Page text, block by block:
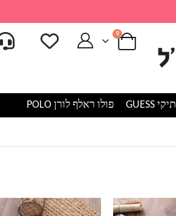
0
תיקי GUESS פולו ראלף לורן POLO
למוצר